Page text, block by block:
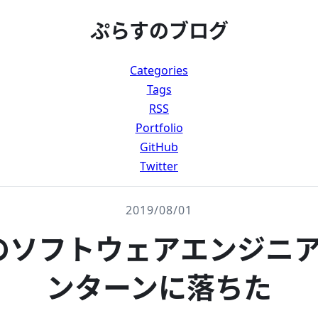
ぷらすのブログ
Categories
Tags
RSS
Portfolio
GitHub
Twitter
2019/08/01
フトウェアエンジニ
ンターンに落ちた